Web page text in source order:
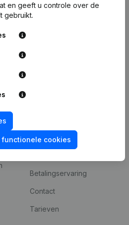
en geeft u controle over de
gebruikt.
functionele cookies
Monitoring
Integraties
Betalingservaring
Contact
Tarieven